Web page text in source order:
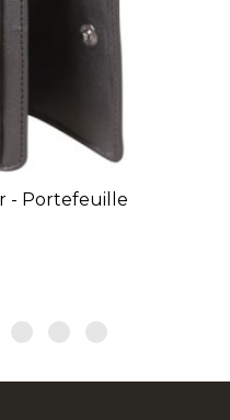
- Portefeuille